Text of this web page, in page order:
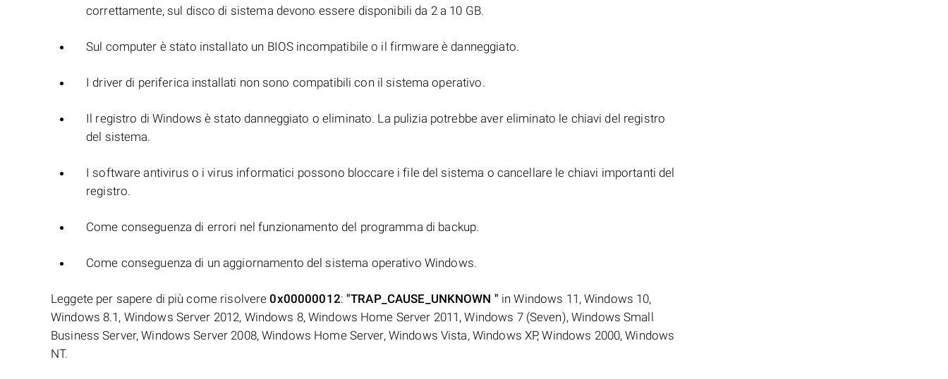
correttamente, sul disco di sistema devono essere disponibili da 2 a 10 GB.
Sul computer è stato installato un BIOS incompatibile o il firmware è danneggiato.
I driver di periferica installati non sono compatibili con il sistema operativo.
Il registro di Windows è stato danneggiato o eliminato. La pulizia potrebbe aver eliminato le chiavi del registro
del sistema.
I software antivirus o i virus informatici possono bloccare i file del sistema o cancellare le chiavi importanti del
registro.
Come conseguenza di errori nel funzionamento del programma di backup.
Come conseguenza di un aggiornamento del sistema operativo Windows.
Leggete per sapere di più come risolvere0x00000012:"TRAP_CAUSE_UNKNOWN " in Windows 11, Windows 10,
Windows 8.1, Windows Server 2012, Windows 8, Windows Home Server 2011, Windows 7 (Seven), Windows Small
Business Server, Windows Server 2008, Windows Home Server, Windows Vista, Windows XP, Windows 2000, Windows
NT.